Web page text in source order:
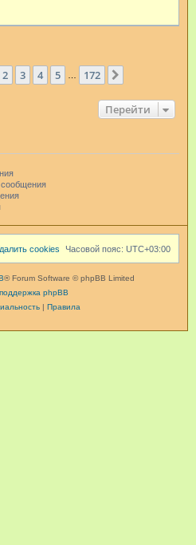
из 172
2 3 4 5 … 172
Перейти
сообщения
Часовой пояс: UTC+03:00
cookies
® Forum Software © phpBB Limited
phpBB
| Правила